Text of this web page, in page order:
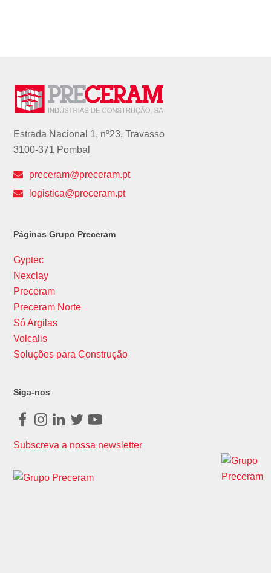
Estrada Nacional 1, nº23, Travasso
3100-371 Pombal
preceram@preceram.pt
logistica@preceram.pt
Páginas Grupo Preceram
Gyptec
Nexclay
Preceram
Preceram Norte
Só Argilas
Volcalis
Soluções para Construção
Siga-nos
Facebook
Instagram
LinkedIn
TwitterYoutube
Subscreva a nossa newsletter